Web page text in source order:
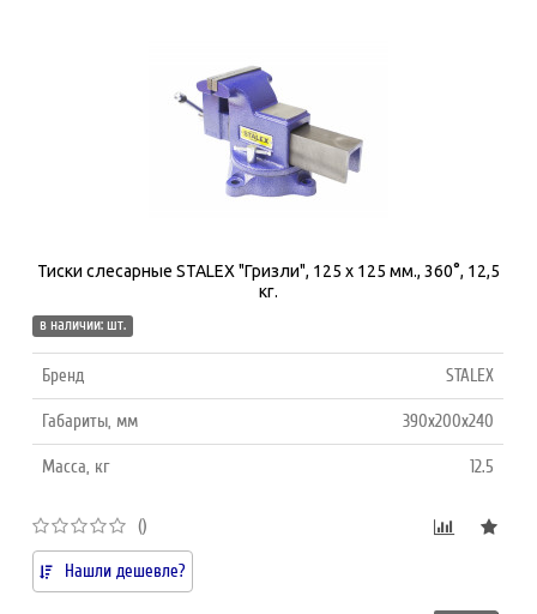
Тиски слесарные STALEX "Гризли", 125 х 125 мм., 360°, 12,5
кг.
в наличии: шт.
Бренд STALEX
Габариты, мм 390x200x240
Масса, кг 12.5
()
Нашли дешевле?